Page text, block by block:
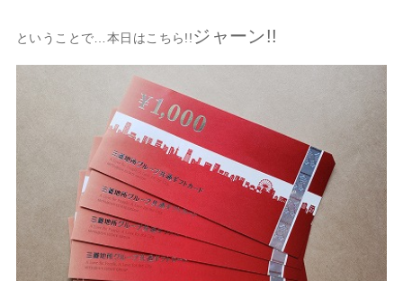
ということで…本日はこちら!!ジャーン!!